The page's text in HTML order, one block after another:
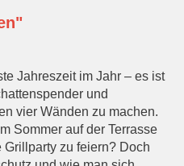
Jahreszeit im Jahr – es ist
und
vier Wänden zu machen.
Sommer auf der Terrasse
zu feiern? Doch